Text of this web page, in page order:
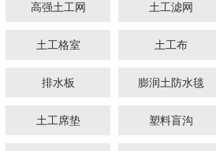
高强土工网 土工滤网
土工格室 土工布
排水板 膨润土防水毯
土工席垫 塑料盲沟